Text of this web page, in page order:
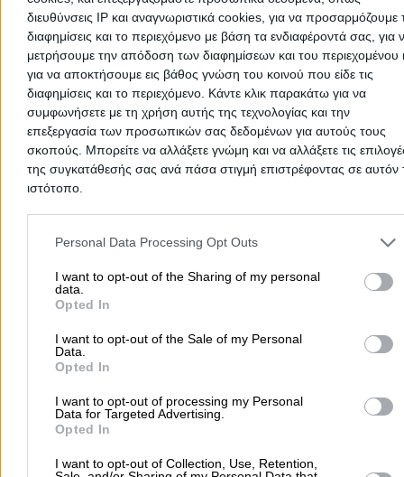
διευθύνσεις IP και αναγνωριστικά cookies, για να προσαρμόζουμε
διαφημίσεις και το περιεχόμενο με βάση τα ενδιαφέροντά σας, για
μετρήσουμε την απόδοση των διαφημίσεων και του περιεχομένου
για να αποκτήσουμε εις βάθος γνώση του κοινού που είδε τις
διαφημίσεις και το περιεχόμενο. Κάντε κλικ παρακάτω για να
συμφωνήσετε με τη χρήση αυτής της τεχνολογίας και την
επεξεργασία των προσωπικών σας δεδομένων για αυτούς τους
σκοπούς. Μπορείτε να αλλάξετε γνώμη και να αλλάξετε τις
της συγκατάθεσής σας ανά πάσα στιγμή επιστρέφοντας σε αυτόν
ιστότοπο.
Please note that this website/app uses one or more Google
and may gather and store information including but not limited to
to Google and its third-party tags to use your data for below
purposes in below Google consent section.
Personal Data Processing Opt Outs
I want to opt-out of the Sharing of my personal
data.
Opted In
I want to opt-out of the Sale of my Personal
Data.
Opted In
I want to opt-out of processing my Personal
Data for Targeted Advertising.
Opted In
I want to opt-out of Collection, Use, Retention,
Δήμοι
Ψαρά, Ψαρά
Τηλέφωνο:
2274350100
Στοιχεία αναζήτησης: Δήμοι , Ψαρά
ΔΗΜΟΣ ΨΑΡΩΝ - ΠΡΩΤΟΚΟΛΛΟ
Δήμοι
Τηλέφωνο:2274350117
Στοιχεία αναζήτησης:
Δήμοι , Ψαρά
Για διευθύνσεις και τηλέφωνα όλων των Δήμων και Κοινοτήτων
(ακόμη και τους Καλλικράτειους Δήμους), ληξιαρχείο,
για πιστοποιητικά, ληξιαρχική πράξη γέννησης, για πολιτικό
τα δημοτικά τέλη και τις υπηρεσίες καθαριότητας του Δήμου,
δημοτικές αρχές σε
Δήμοι Χίου